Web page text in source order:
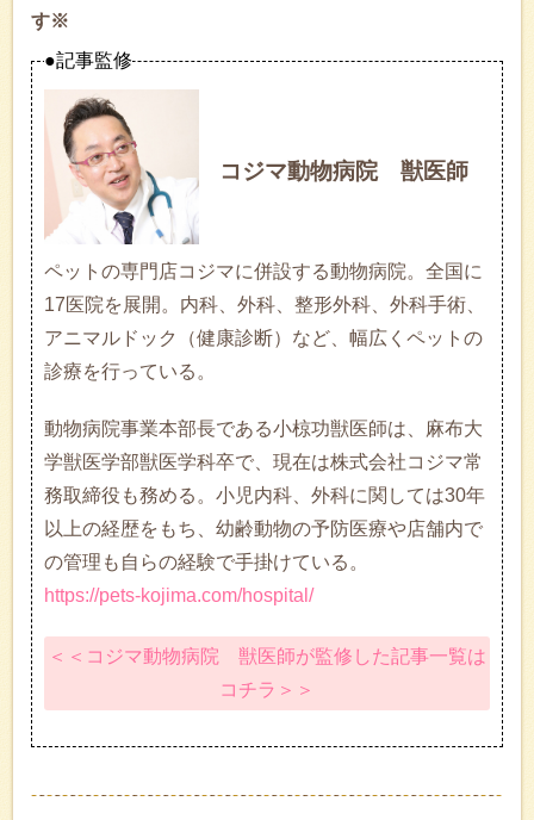
す※
●記事監修
コジマ動物病院 獣医師
ペットの専門店コジマに併設する動物病院。全国に
17医院を展開。内科、外科、整形外科、外科手術、
アニマルドック（健康診断）など、幅広くペットの
診療を行っている。
動物病院事業本部長である小椋功獣医師は、麻布大
学獣医学部獣医学科卒で、現在は株式会社コジマ常
務取締役も務める。小児内科、外科に関しては30年
以上の経歴をもち、幼齢動物の予防医療や店舗内で
の管理も自らの経験で手掛けている。
https://pets-kojima.com/hospital/
＜＜コジマ動物病院 獣医師が監修した記事一覧は
コチラ＞＞